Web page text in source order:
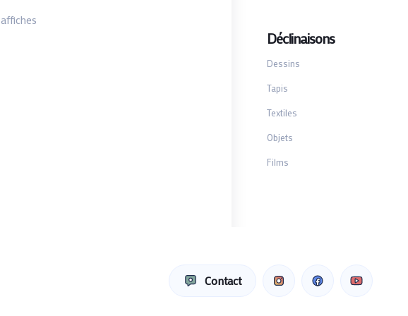
Déclinaisons
Dessins
Tapis
Textiles
Objets
Films
Contact